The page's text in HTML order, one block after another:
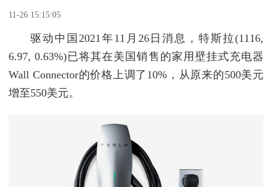
11-26 15:15:05
驱动中国2021年11月26日消息，特斯拉(1116,
6.97, 0.63%)已将其在美国销售的家用壁挂式充电器
Wall Connector的价格上调了10%，从原来的500美元
增至550美元。